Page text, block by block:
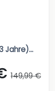
Jahre)...
149,99 €